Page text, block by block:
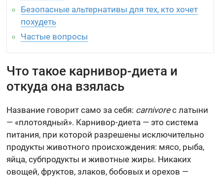
Безопасные альтернативы для тех, кто хочет
похудеть
Частые вопросы
Что такое карнивор-диета и
откуда она взялась
Название говорит само за себя: carnivoreс латыни
— «плотоядный». Карнивор-диета — это система
питания, при которой разрешены исключительно
продукты животного происхождения: мясо, рыба,
яйца, субпродукты и животные жиры. Никаких
овощей, фруктов, злаков, бобовых и орехов —